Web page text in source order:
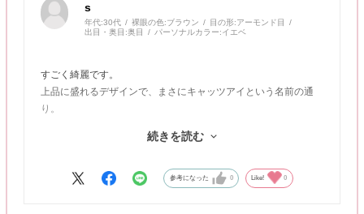
s
年代:30代 裸眼の色:ブラウン 目の形:アーモンド目
出目・奥目:奥目 パーソナルカラー:イエベ
すごく綺麗です。
上品に盛れるデザインで、まさにキャッツアイという名前の通
り。
続きを読む
参考になった 0 Like! 0